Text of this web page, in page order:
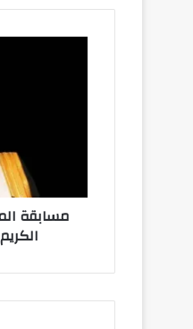
في
شهرمسابقة